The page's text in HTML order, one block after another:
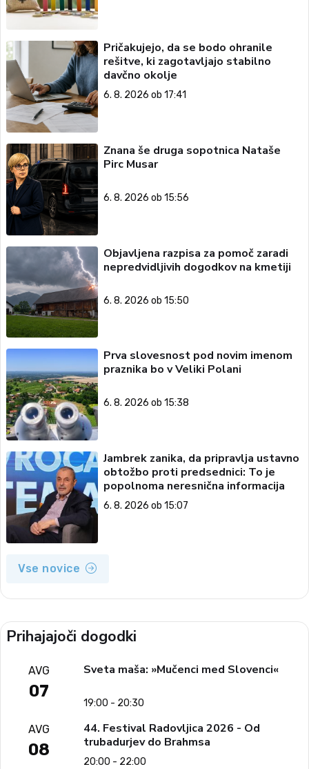
Pričakujejo, da se bodo ohranile
rešitve, ki zagotavljajo stabilno
davčno okolje
6. 8. 2026 ob 17:41
Znana še druga sopotnica Nataše
Pirc Musar
6. 8. 2026 ob 15:56
Objavljena razpisa za pomoč zaradi
nepredvidljivih dogodkov na kmetiji
6. 8. 2026 ob 15:50
Prva slovesnost pod novim imenom
praznika bo v Veliki Polani
6. 8. 2026 ob 15:38
Jambrek zanika, da pripravlja ustavno
obtožbo proti predsednici: To je
popolnoma neresnična informacija
6. 8. 2026 ob 15:07
Vse novice
Prihajajoči dogodki
AVG
07
Sveta maša: »Mučenci med Slovenci«
19:00 - 20:30
AVG
08
44. Festival Radovljica 2026 - Od
trubadurjev do Brahmsa
20:00 - 22:00